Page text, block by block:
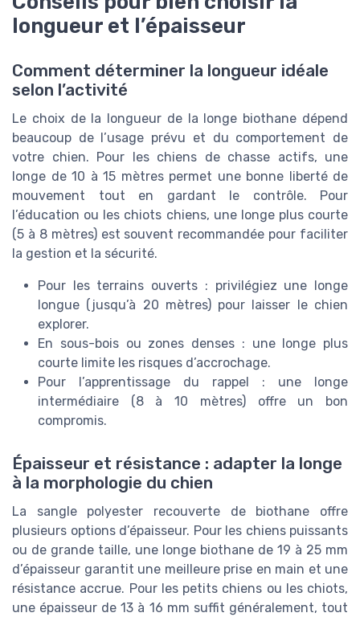
longueur et l’épaisseur
Comment déterminer la longueur idéale
selon l’activité
Le choix de la longueur de la longe biothane dépend
beaucoup de l’usage prévu et du comportement de
votre chien. Pour les chiens de chasse actifs, une
longe de 10 à 15 mètres permet une bonne liberté de
mouvement tout en gardant le contrôle. Pour
l’éducation ou les chiots chiens, une longe plus courte
(5 à 8 mètres) est souvent recommandée pour faciliter
la gestion et la sécurité.
Pour les terrains ouverts : privilégiez une longe
longue (jusqu’à 20 mètres) pour laisser le chien
explorer.
En sous-bois ou zones denses : une longe plus
courte limite les risques d’accrochage.
Pour l’apprentissage du rappel : une longe
intermédiaire (8 à 10 mètres) offre un bon
compromis.
Épaisseur et résistance : adapter la longe
à la morphologie du chien
La sangle polyester recouverte de biothane offre
plusieurs options d’épaisseur. Pour les chiens puissants
ou de grande taille, une longe biothane de 19 à 25 mm
d’épaisseur garantit une meilleure prise en main et une
résistance accrue. Pour les petits chiens ou les chiots,
une épaisseur de 13 à 16 mm suffit généralement, tout